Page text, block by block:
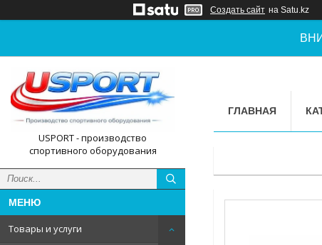
Создать сайт на Satu.kz
USPORT - производство
спортивного оборудования
Товары и услуги
ГЛАВНАЯ